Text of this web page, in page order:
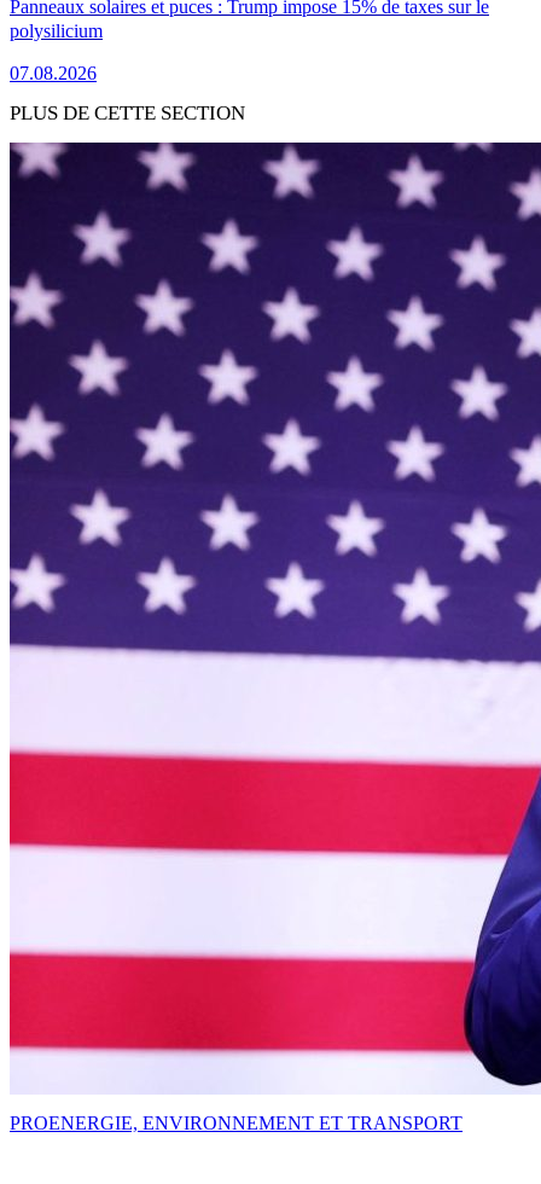
Panneaux solaires et puces : Trump impose 15% de taxes sur le
polysilicium
07.08.2026
PLUS DE CETTE SECTION
PROENERGIE, ENVIRONNEMENT ET TRANSPORT